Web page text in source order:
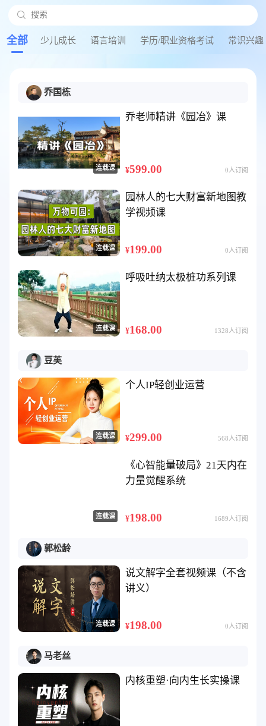
 搜索
全部 少儿成长 语言培训 学历/职业资格考试 常识兴趣
乔国栋
连载课
乔老师精讲《园冶》课
¥599.00 0人订阅
连载课
园林人的七大财富新地图教
学视频课
¥199.00 0人订阅
连载课
呼吸吐纳太极桩功系列课
¥168.00 1328人订阅
豆芙
连载课
个人IP轻创业运营
¥299.00 568人订阅
连载课
《心智能量破局》21天内在
力量觉醒系统
¥198.00 1689人订阅
郭松龄
连载课
说文解字全套视频课（不含
讲义）
¥198.00 0人订阅
马老丝
内核重塑·向内生长实操课